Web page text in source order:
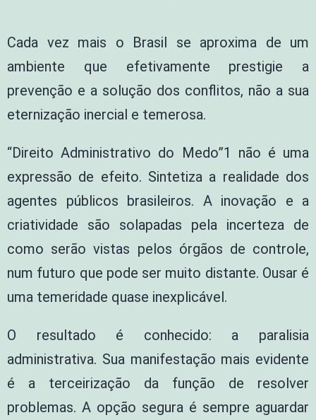
Cada vez mais o Brasil se aproxima de um
ambiente que efetivamente prestigie a
prevenção e a solução dos conflitos, não a sua
eternização inercial e temerosa.
“Direito Administrativo do Medo”1 não é uma
expressão de efeito. Sintetiza a realidade dos
agentes públicos brasileiros. A inovação e a
criatividade são solapadas pela incerteza de
como serão vistas pelos órgãos de controle,
num futuro que pode ser muito distante. Ousar é
uma temeridade quase inexplicável.
O resultado é conhecido: a paralisia
administrativa. Sua manifestação mais evidente
é a terceirização da função de resolver
problemas. A opção segura é sempre aguardar